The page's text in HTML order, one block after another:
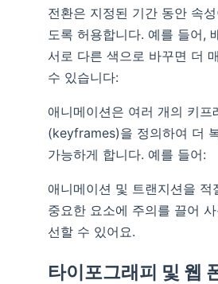
전환은 지정된 기간 동안 속
도록 허용합니다. 예를 들어,
서로 다른 색으로 바꾸면 더
수 있습니다:
애니메이션은 여러 개의 키프
(keyframes)을 정의하여 더
가능하게 합니다. 예를 들어:
애니메이션 및 트랜지션을 적
중요한 요소에 주의를 끌어
선할 수 있어요.
타이포그래피 및 웹